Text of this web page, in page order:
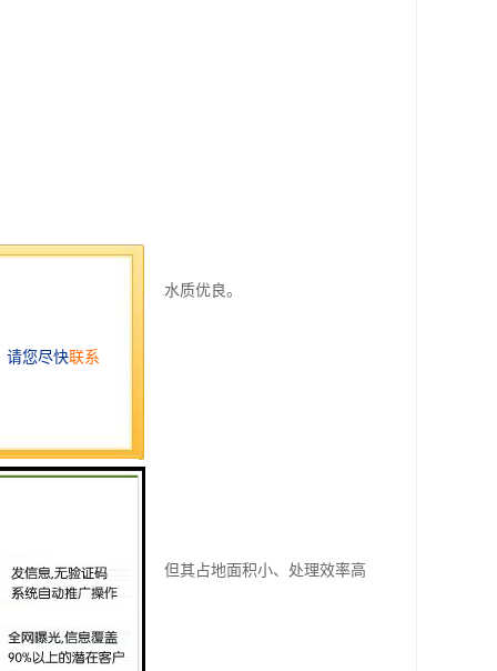
菌和病毒，确保出水水质优良。
体式设备价格略高，但其占地面积小、处理效率高